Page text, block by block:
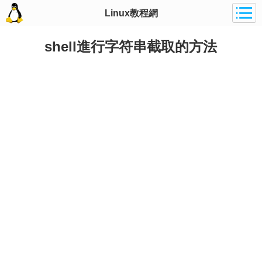
Linux教程網
shell進行字符串截取的方法